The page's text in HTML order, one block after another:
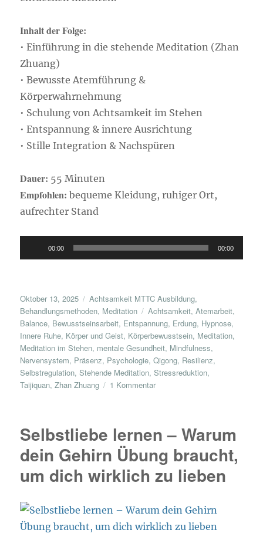
Inhalt der Folge:
• Einführung in die stehende Meditation (Zhan
Zhuang)
• Bewusste Atemführung &
Körperwahrnehmung
• Schulung von Achtsamkeit im Stehen
• Entspannung & innere Ausrichtung
• Stille Integration & Nachspüren
Dauer: 55 Minuten
Empfohlen: bequeme Kleidung, ruhiger Ort,
aufrechter Stand
Audio-
Player
00:00 00:00
Veröffentlicht
am
Oktober 13, 2025 Kategorien
Achtsamkeit MTTC Ausbildung,
Behandlungsmethoden, Meditation Schlagwörter
Achtsamkeit,Atemarbeit,
Balance, Bewusstseinsarbeit, Entspannung, Erdung, Hypnose,
Innere Ruhe, Körper und Geist, Körperbewusstsein, Meditation,
Meditation im Stehen, mentale Gesundheit, Mindfulness,
Nervensystem, Präsenz, Psychologie,Qigong, Resilienz,
Selbstregulation,Stehende Meditation,Stressreduktion,
Taijiquan,Zhan Zhuang 1 Kommentarzu
–
Erdung
&
innere
(55
Minuten
Praxis)
Selbstliebe lernen – Warum
dein Gehirn Übung braucht,
um dich wirklich zu lieben